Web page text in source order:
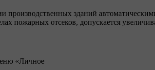
производственных зданий
пожарных отсеков, допускается